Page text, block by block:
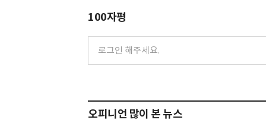
100자평
오피니언 많이 본 뉴스